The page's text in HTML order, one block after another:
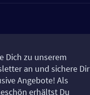
Dich zu unserem
an und sichere Dir
Angebote! Als
erhältst Du